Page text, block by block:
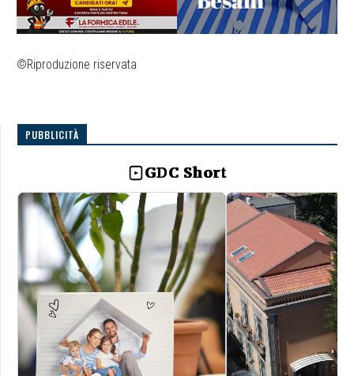
©Riproduzione riservata
PUBBLICITÀ
GDC Short